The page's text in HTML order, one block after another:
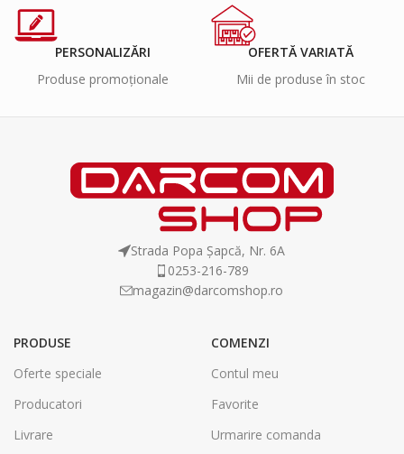
PERSONALIZĂRI
Produse promoționale
OFERTĂ VARIATĂ
Mii de produse în stoc
Strada Popa Șapcă, Nr. 6A
0253-216-789
magazin@darcomshop.ro
PRODUSE
Oferte speciale
Producatori
Livrare
COMENZI
Contul meu
Favorite
Urmarire comanda